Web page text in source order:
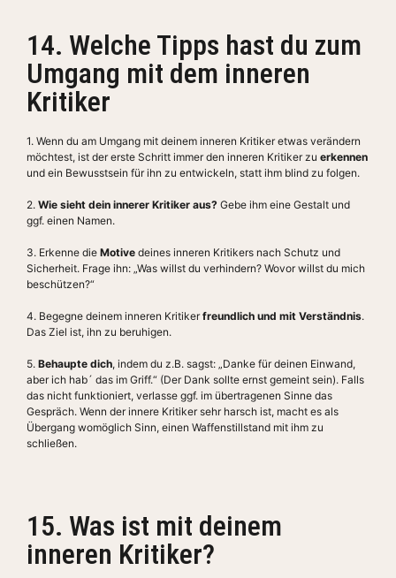
14. Welche Tipps hast du zum
Umgang mit dem inneren
Kritiker
1. Wenn du am Umgang mit deinem inneren Kritiker etwas verändern
möchtest, ist der erste Schritt immer den inneren Kritiker zu erkennen
und ein Bewusstsein für ihn zu entwickeln, statt ihm blind zu folgen.
2. Wie sieht dein innerer Kritiker aus? Gebe ihm eine Gestalt und
ggf. einen Namen.
3. Erkenne die Motive deines inneren Kritikers nach Schutz und
Sicherheit. Frage ihn: „Was willst du verhindern? Wovor willst du mich
beschützen?“
4. Begegne deinem inneren Kritikerfreundlich und mit Verständnis.
Das Ziel ist, ihn zu beruhigen.
5. Behaupte dich, indem du z.B. sagst: „Danke für deinen Einwand,
aber ich hab´ das im Griff.“ (Der Dank sollte ernst gemeint sein). Falls
das nicht funktioniert, verlasse ggf. im übertragenen Sinne das
Gespräch. Wenn der innere Kritiker sehr harsch ist, macht es als
Übergang womöglich Sinn, einen Waffenstillstand mit ihm zu
schließen.
15. Was ist mit deinem
inneren Kritiker?